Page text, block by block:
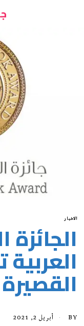
الاخبار
الجائزة
القصيرة
BY أبريل 2, 2021